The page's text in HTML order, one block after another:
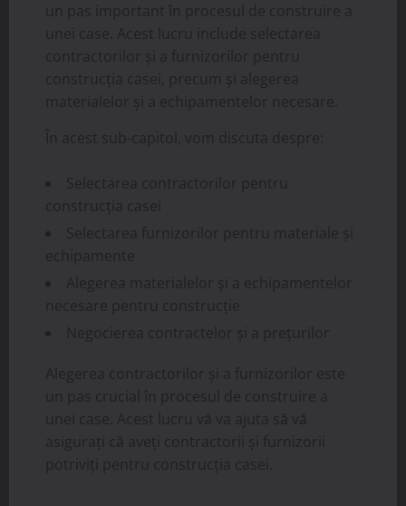
un pas important în procesul de construire a
unei case. Acest lucru include selectarea
contractorilor și a furnizorilor pentru
construcția casei, precum și alegerea
materialelor și a echipamentelor necesare.
În acest sub-capitol, vom discuta despre:
Selectarea contractorilor pentru
construcția casei
Selectarea furnizorilor pentru materiale și
echipamente
Alegerea materialelor și a echipamentelor
necesare pentru construcție
Negocierea contractelor și a prețurilor
Alegerea contractorilor și a furnizorilor este
un pas crucial în procesul de construire a
unei case. Acest lucru vă va ajuta să vă
asigurați că aveți contractorii și furnizorii
potriviți pentru construcția casei.